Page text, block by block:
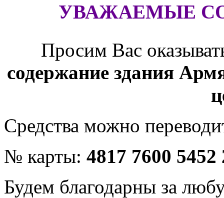
УВАЖАЕМЫЕ
Просим Вас
содержание здания
Средства можно
№ карты: 4817 7600 5452
Будем благодарны за